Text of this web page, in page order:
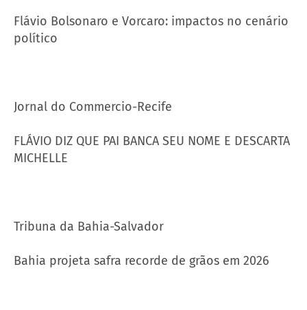
Flávio Bolsonaro e Vorcaro: impactos no cenário
político
Jornal do Commercio-Recife
FLÁVIO DIZ QUE PAI BANCA SEU NOME E DESCARTA
MICHELLE
Tribuna da Bahia-Salvador
Bahia projeta safra recorde de grãos em 2026